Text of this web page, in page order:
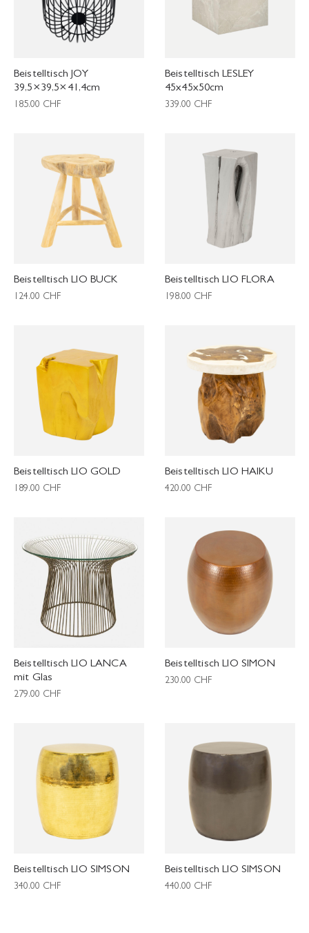
Beistelltisch JOY
39,5×39,5×41,4cm
185.00 CHF
Beistelltisch LESLEY
45x45x50cm
339.00 CHF
Beistelltisch LIO BUCK
124.00 CHF
Beistelltisch LIO FLORA
198.00 CHF
Beistelltisch LIO GOLD
189.00 CHF
Beistelltisch LIO HAIKU
420.00 CHF
Beistelltisch LIO LANCA
mit Glas
279.00 CHF
Beistelltisch LIO SIMON
230.00 CHF
Beistelltisch LIO SIMSON
340.00 CHF
Beistelltisch LIO SIMSON
440.00 CHF